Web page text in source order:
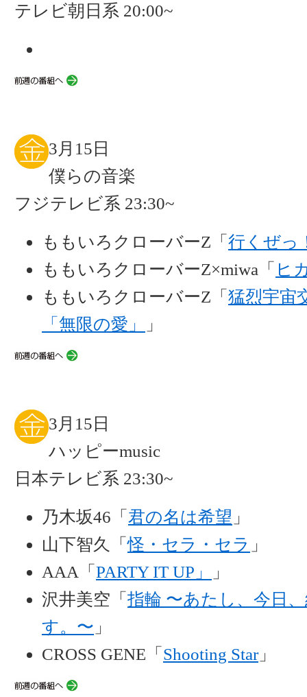
テレビ朝日系 20:00~
3月15日
僕らの音楽
フジテレビ系 23:30~
ももいろクローバーZ「 行くぜっ
ももいろクローバーZ×miwa「 ヒ
ももいろクローバーZ「 猛烈宇宙
「無限の愛」
」
3月15日
ハッピーmusic
日本テレビ系 23:30~
乃木坂46「 君の名は希望 」
山下智久「怪・セラ・セラ 」
AAA「 PARTY IT UP」
」
沢井美空「 指輪 〜あたし、今日
す。〜 」
CROSS GENE「 Shooting Star」